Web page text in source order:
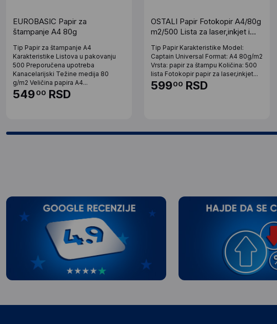
EUROBASIC Papir za
štampanje A4 80g
Tip Papir za štampanje A4
Karakteristike Listova u pakovanju
500 Preporučena upotreba
Kanacelarijski Težine medija 80
g/m2 Veličina papira A4...
54900 RSD
OSTALI Papir Fotokopir A4/80g
m2/500 Lista za laser,inkjet i
Tip Papir Karakteristike Model:
Captain Universal Format: A4 80g/m2
Vrsta: papir za štampu Količina: 500
lista Fotokopir papir za laser,inkjet...
59900 RSD